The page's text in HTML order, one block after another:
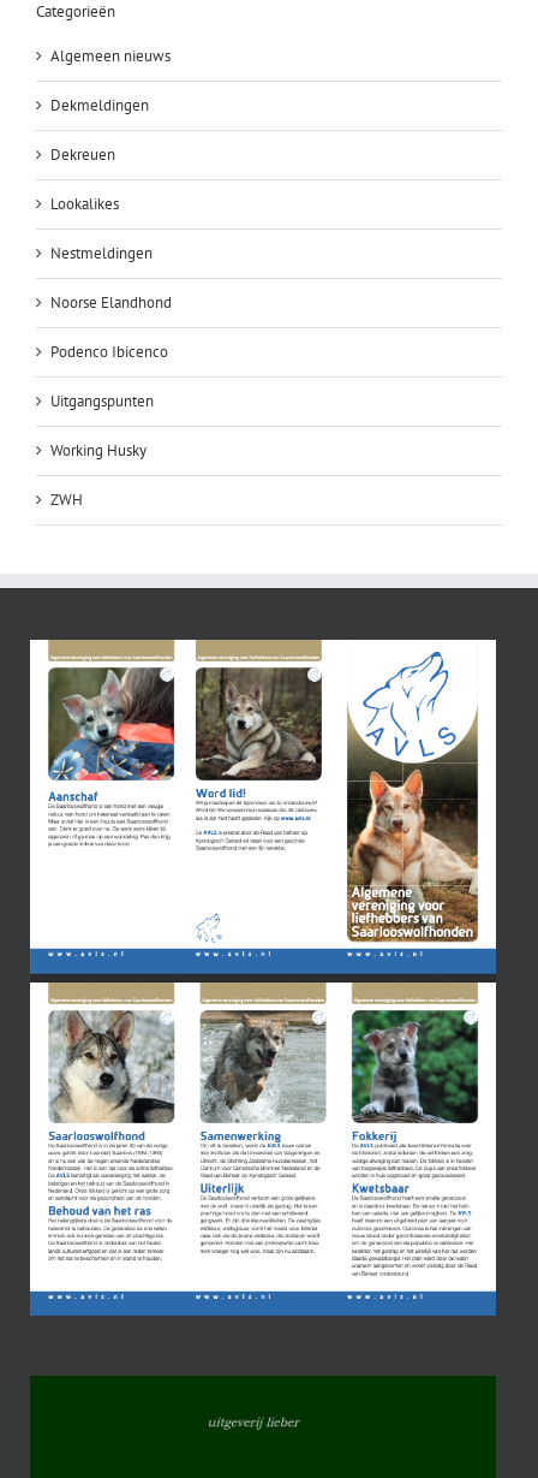
Categorieën
Algemeen nieuws
Dekmeldingen
Dekreuen
Lookalikes
Nestmeldingen
Noorse Elandhond
Podenco Ibicenco
Uitgangspunten
Working Husky
ZWH